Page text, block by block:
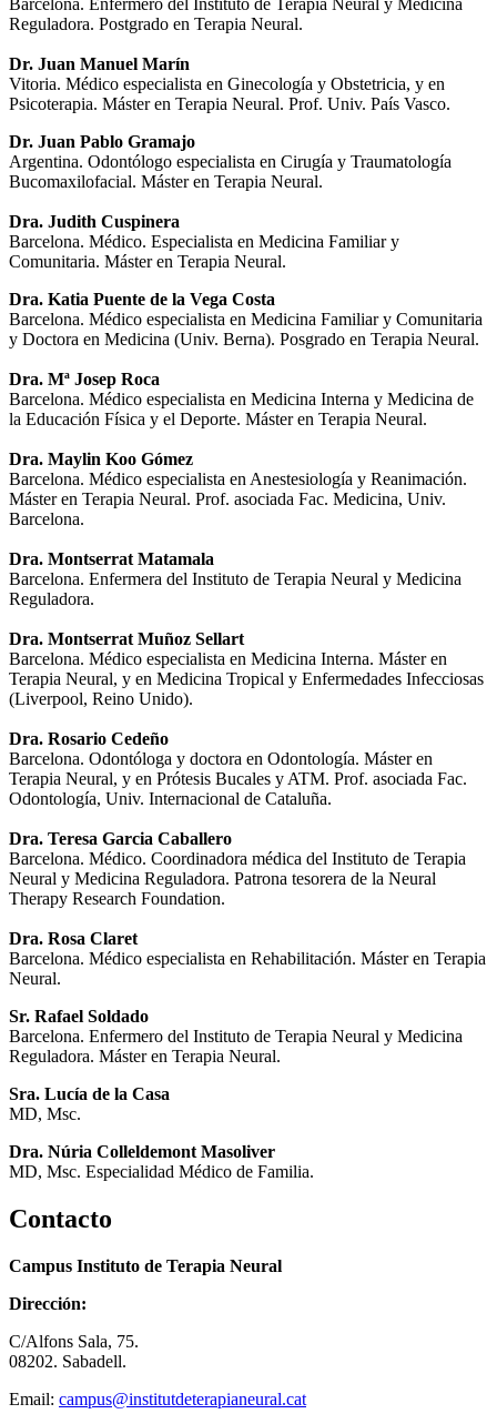
Barcelona. Enfermero del Instituto de Terapia Neural y Medicina
Reguladora. Postgrado en Terapia Neural.
Dr. Juan Manuel Marín
Vitoria. Médico especialista en Ginecología y Obstetricia, y en
Psicoterapia. Máster en Terapia Neural. Prof. Univ. País Vasco.
Dr. Juan Pablo Gramajo
Argentina. Odontólogo especialista en Cirugía y Traumatología
Bucomaxilofacial. Máster en Terapia Neural.
Dra. Judith Cuspinera
Barcelona. Médico. Especialista en Medicina Familiar y
Comunitaria. Máster en Terapia Neural.
Dra. Katia Puente de la Vega Costa
Barcelona. Médico especialista en Medicina Familiar y Comunitaria
y Doctora en Medicina (Univ. Berna). Posgrado en Terapia Neural.
Dra. Mª Josep Roca
Barcelona. Médico especialista en Medicina Interna y Medicina de
la Educación Física y el Deporte. Máster en Terapia Neural.
Dra. Maylin Koo Gómez
Barcelona. Médico especialista en Anestesiología y Reanimación.
Máster en Terapia Neural. Prof. asociada Fac. Medicina, Univ.
Barcelona.
Dra. Montserrat Matamala
Barcelona. Enfermera del Instituto de Terapia Neural y Medicina
Reguladora.
Dra. Montserrat Muñoz Sellart
Barcelona. Médico especialista en Medicina Interna. Máster en
Terapia Neural, y en Medicina Tropical y Enfermedades Infecciosas
(Liverpool, Reino Unido).
Dra. Rosario Cedeño
Barcelona. Odontóloga y doctora en Odontología. Máster en
Terapia Neural, y en Prótesis Bucales y ATM. Prof. asociada Fac.
Odontología, Univ. Internacional de Cataluña.
Dra. Teresa Garcia Caballero
Barcelona. Médico. Coordinadora médica del Instituto de Terapia
Neural y Medicina Reguladora. Patrona tesorera de la Neural
Therapy Research Foundation.
Dra. Rosa Claret
Barcelona. Médico especialista en Rehabilitación. Máster en Terapia
Neural.
Sr. Rafael Soldado
Barcelona. Enfermero del Instituto de Terapia Neural y Medicina
Reguladora. Máster en Terapia Neural.
Sra. Lucía de la Casa
MD, Msc.
Dra. Núria Colleldemont Masoliver
MD, Msc. Especialidad Médico de Familia.
Contacto
Campus Instituto de Terapia Neural
Dirección:
C/Alfons Sala, 75.
08202. Sabadell.
Email: campus@institutdeterapianeural.cat